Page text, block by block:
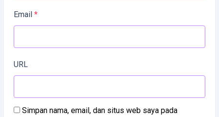
Email *
URL
Simpan nama, email, dan situs web saya pada